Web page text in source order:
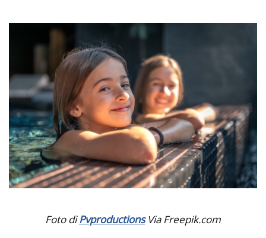
Foto diPvproductionsVia Freepik.com